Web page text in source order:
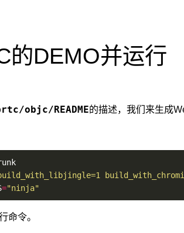
的DEMO并运行
objc/README的描述，我们来生成
="ninja"
命令。